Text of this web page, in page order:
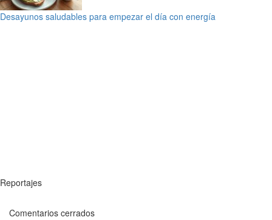
Desayunos saludables para empezar el día con energía
Reportajes
Comentarios cerrados